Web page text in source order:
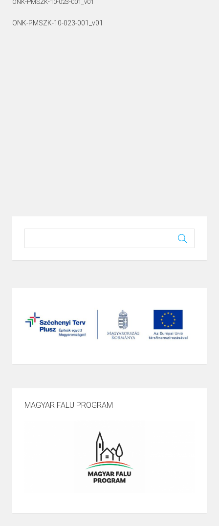
ONK-PMSZK-10-023-001_v01
ONK-PMSZK-10-023-001_v01
MAGYAR FALU PROGRAM